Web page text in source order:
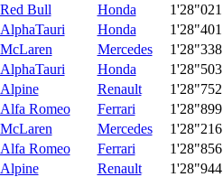
Red Bull Honda 1'28"021
AlphaTauri Honda 1'28"401
McLaren Mercedes 1'28"338
AlphaTauri Honda 1'28"503
Alpine Renault 1'28"752
Alfa Romeo Ferrari 1'28"899
McLaren Mercedes 1'28"216
Alfa Romeo Ferrari 1'28"856
Alpine Renault 1'28"944